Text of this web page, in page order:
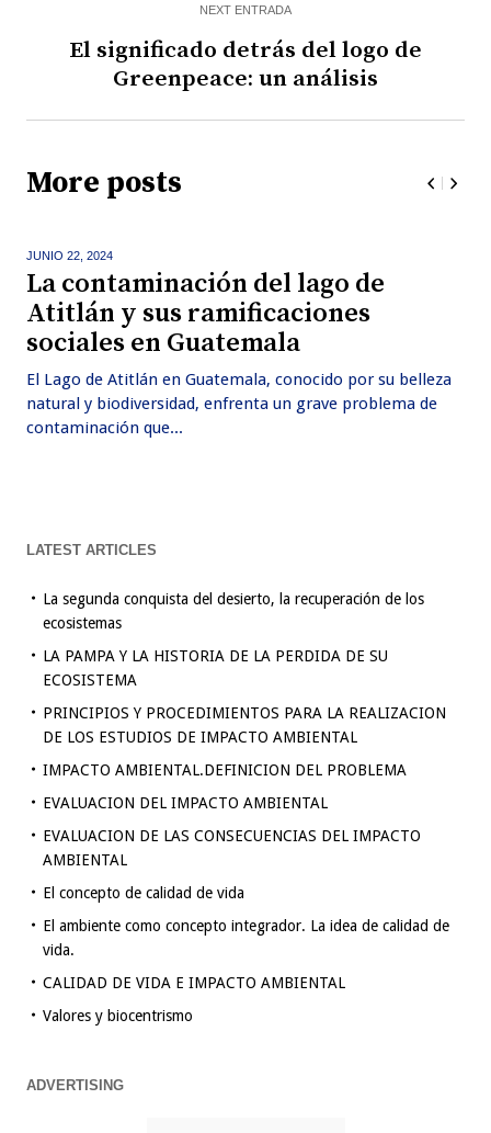
NEXT ENTRADA
El significado detrás del logo de
Greenpeace: un análisis
More posts
JUNIO 22,2024
La contaminación del lago de
Atitlán y sus ramificaciones
sociales en Guatemala
El Lago de Atitlán en Guatemala, conocido por su belleza
natural y biodiversidad, enfrenta un grave problema de
contaminación que...
LATEST ARTICLES
La segunda conquista del desierto, la recuperación de los
ecosistemas
LA PAMPA Y LA HISTORIA DE LA PERDIDA DE SU
ECOSISTEMA
PRINCIPIOS Y PROCEDIMIENTOS PARA LA REALIZACION
DE LOS ESTUDIOS DE IMPACTO AMBIENTAL
IMPACTO AMBIENTAL.DEFINICION DEL PROBLEMA
EVALUACION DEL IMPACTO AMBIENTAL
EVALUACION DE LAS CONSECUENCIAS DEL IMPACTO
AMBIENTAL
El concepto de calidad de vida
El ambiente como concepto integrador. La idea de calidad de
vida.
CALIDAD DE VIDA E IMPACTO AMBIENTAL
Valores y biocentrismo
ADVERTISING